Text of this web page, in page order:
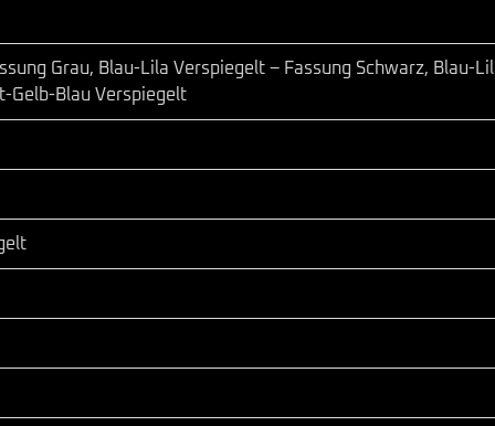
Grau, Blau-Lila Verspiegelt – Fassung Schwarz, Blau-
Gelb-Blau Verspiegelt